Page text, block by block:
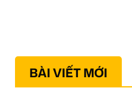
BÀI VIẾT MỚI